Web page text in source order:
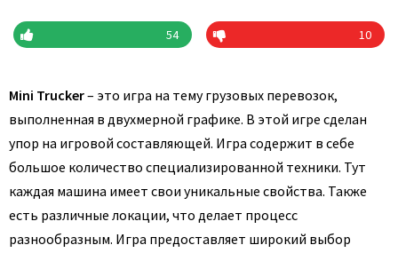
54 10
Mini Trucker– это игра на тему грузовых перевозок,
выполненная в двухмерной графике. В этой игре сделан
упор на игровой составляющей. Игра содержит в себе
большое количество специализированной техники. Тут
каждая машина имеет свои уникальные свойства. Также
есть различные локации, что делает процесс
разнообразным. Игра предоставляет широкий выбор